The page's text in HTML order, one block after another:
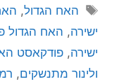
האח הגדול, האח
ישירה, האח הגדול
ישירה, פודקאסט
ולינור מתנשקים,